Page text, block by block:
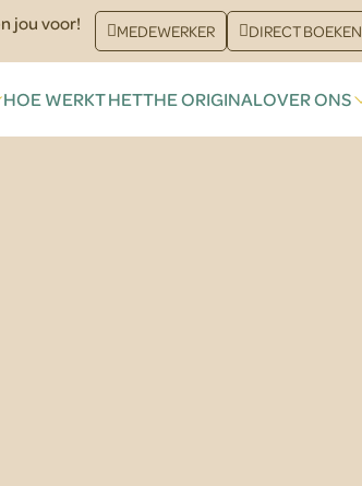
jou voor! MEDEWERKER DIRECT BOEKEN
HOE WERKT HETTHE ORIGINALOVER ONS